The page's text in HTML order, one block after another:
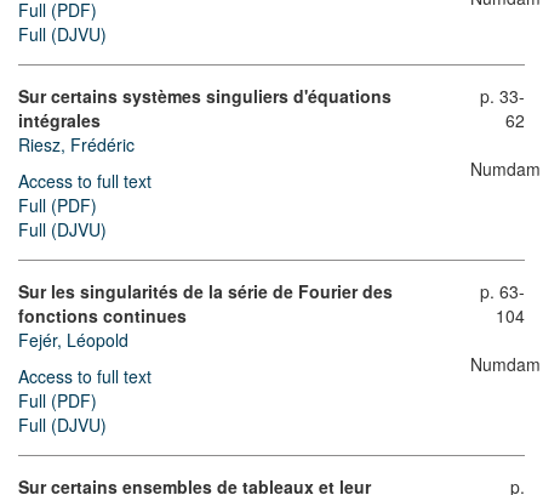
Full (PDF)
Full (DJVU)
Sur certains systèmes singuliers d'équations
intégrales
Riesz, Frédéric
Access to full text
Full (PDF)
Full (DJVU)
p. 33-
62
Numdam
Sur les singularités de la série de Fourier des
fonctions continues
Fejér, Léopold
Access to full text
Full (PDF)
Full (DJVU)
p. 63-
104
Numdam
Sur certains ensembles de tableaux et leur
p.